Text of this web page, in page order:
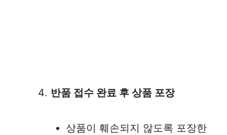
반품 접수 완료 후 상품 포장
상품이 훼손되지 않도록 포장한